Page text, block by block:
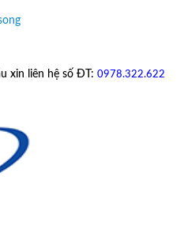
xin liên hệ số ĐT: 0978.322.622